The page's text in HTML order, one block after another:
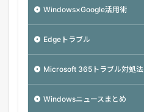
Windows×Google活用術
Edgeトラブル
Microsoft 365トラブル対処法
Windowsニュースまとめ